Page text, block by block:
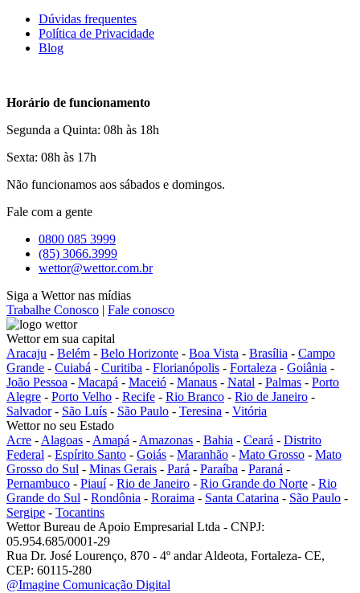
Dúvidas frequentes
Política de Privacidade
Blog
Horário de funcionamento
Segunda a Quinta: 08h às 18h
Sexta: 08h às 17h
Não funcionamos aos sábados e domingos.
Fale com a gente
0800 085 3999
(85) 3066.3999
wettor@wettor.com.br
Siga a Wettor nas mídias
Trabalhe Conosco | Fale conosco
Wettor em sua capital
Aracaju - Belém - Belo Horizonte - Boa Vista - Brasília - Campo
Grande - Cuiabá - Curitiba - Florianópolis - Fortaleza - Goiânia -
João Pessoa - Macapá - Maceió - Manaus - Natal - Palmas - Porto
Alegre - Porto Velho - Recife - Rio Branco - Rio de Janeiro -
Salvador- São Luís - São Paulo - Teresina - Vitória
Wettor no seu Estado
Acre - Alagoas - Amapá - Amazonas - Bahia - Ceará - Distrito
Federal - Espírito Santo - Goiás - Maranhão - Mato Grosso - Mato
Grosso do Sul - Minas Gerais - Pará - Paraíba - Paraná -
Pernambuco - Piauí- Rio de Janeiro - Rio Grande do Norte - Rio
Grande do Sul - Rondônia - Roraima - Santa Catarina - São Paulo -
Sergipe - Tocantins
Wettor Bureau de Apoio Empresarial Ltda - CNPJ:
05.954.685/0001-29
Rua Dr. José Lourenço, 870 - 4º andar Aldeota, Fortaleza- CE,
CEP: 60115-280
@Imagine Comunicação Digital